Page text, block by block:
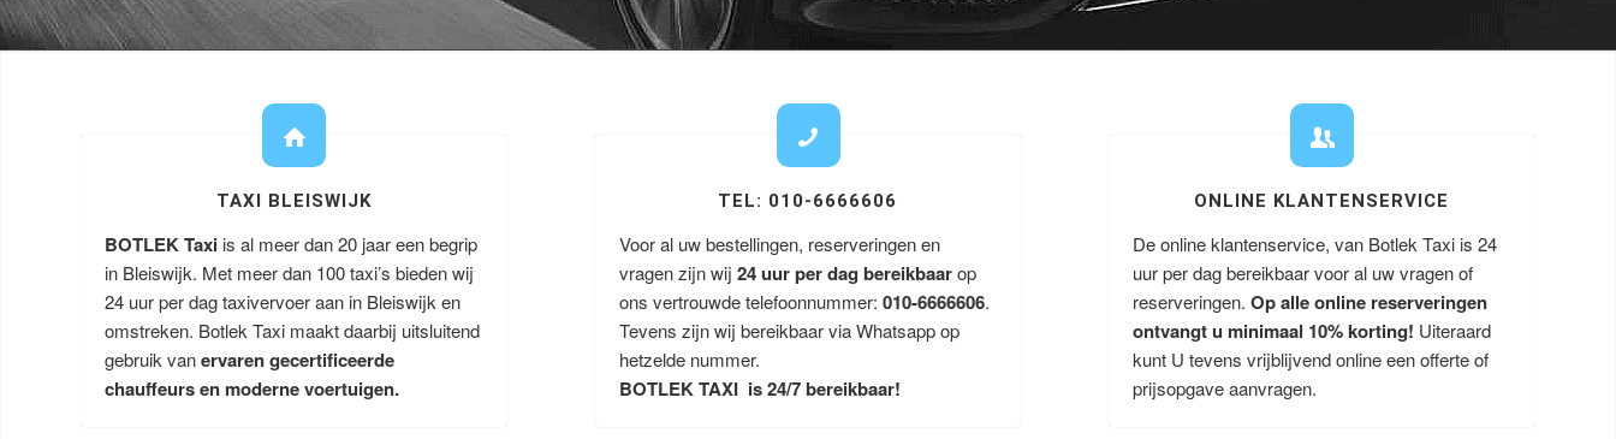
TAXI BLEISWIJK
BOTLEK Taxi is al meer dan 20 jaar een begrip
in Bleiswijk. Met meer dan 100 taxi’s bieden wij
24 uur per dag taxivervoer aan in Bleiswijk en
omstreken. Botlek Taxi maakt daarbij uitsluitend
gebruik vanervaren gecertificeerde
chauffeurs en moderne voertuigen.
TEL: 010-6666606
Voor al uw bestellingen, reserveringen en
vragen zijn wij 24 uur per dag bereikbaarop
ons vertrouwde telefoonnummer: 010-6666606.
Tevens zijn wij bereikbaar via Whatsapp op
hetzelde nummer.
BOTLEK TAXI is 24/7 bereikbaar!
ONLINE KLANTENSERVICE
De online klantenservice, van Botlek Taxi is 24
uur per dag bereikbaar voor al uw vragen of
reserveringen.Op alle online reserveringen
ontvangt u minimaal 10% korting! Uiteraard
kunt U tevens vrijblijvend online een offerte of
prijsopgave aanvragen.